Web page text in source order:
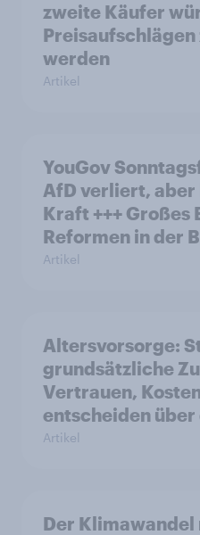
zweite Käufer
Preisaufschlägen zurückhaltender
werden
Artikel
YouGov
AfD verliert,
Kraft +++ Großes
Reformen in der
Artikel
Altersvorsorge:
grundsätzliche
Vertrauen,
entscheiden
Artikel
Der